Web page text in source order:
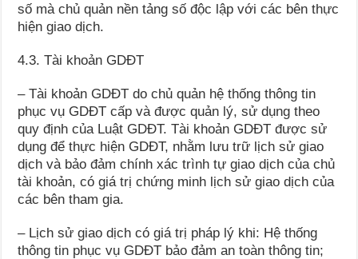
số mà chủ quản nền tảng số độc lập với các bên thực
hiện giao dịch.
4.3. Tài khoản GDĐT
– Tài khoản GDĐT do chủ quản hệ thống thông tin
phục vụ GDĐT cấp và được quản lý, sử dụng theo
quy định của Luật GDĐT. Tài khoản GDĐT được sử
dụng để thực hiện GDĐT, nhằm lưu trữ lịch sử giao
dịch và bảo đảm chính xác trình tự giao dịch của chủ
tài khoản, có giá trị chứng minh lịch sử giao dịch của
các bên tham gia.
– Lịch sử giao dịch có giá trị pháp lý khi: Hệ thống
thông tin phục vụ GDĐT bảo đảm an toàn thông tin;